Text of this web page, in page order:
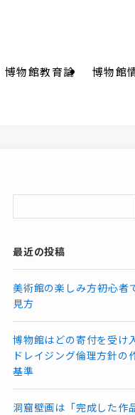
博物館教育論 博物館
最近の投稿
美術館の楽しみ方――初心
見方
博物館はどの寄付を受け
ドレイジング倫理方針の
基準
洞窟壁画は「完成した作